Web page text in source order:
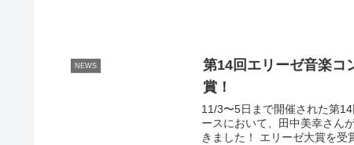
NEWS
第14回エリーゼ音楽コ
賞！
11/3〜5日まで開催された第
ースにおいて、田中美幸さん
きました！ エリーゼ大賞を受